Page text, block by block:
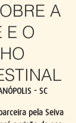
A
E O
- SC
pela Seiva